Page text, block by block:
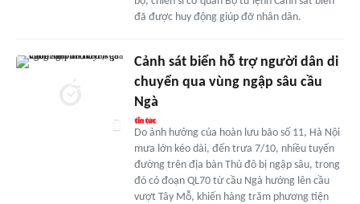
đã được huy động giúp đỡ nhân dân.
Cảnh sát biển hỗ trợ người dân di
chuyển qua vùng ngập sâu cầu
Ngà
Do ảnh hưởng của hoàn lưu bão số 11, Hà Nội
mưa lớn kéo dài, đến trưa 7/10, nhiều tuyến
đường trên địa bàn Thủ đô bị ngập sâu, trong
đó có đoạn QL70 từ cầu Ngà hướng lên cầu
vượt Tây Mỗ, khiến hàng trăm phương tiện